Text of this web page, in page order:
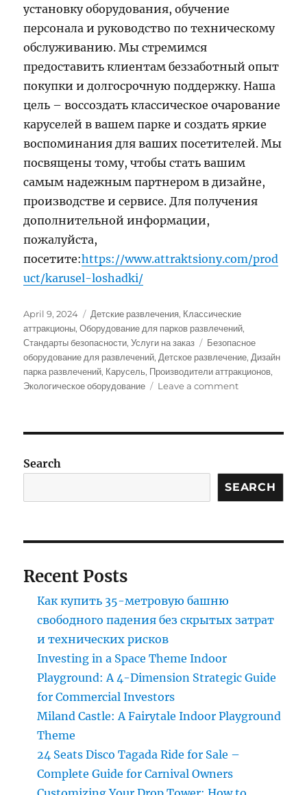
установку оборудования, обучение
персонала и руководство по техническому
обслуживанию. Мы стремимся
предоставить клиентам беззаботный опыт
покупки и долгосрочную поддержку. Наша
цель – воссоздать классическое очарование
каруселей в вашем парке и создать яркие
воспоминания для ваших посетителей. Мы
посвящены тому, чтобы стать вашим
самым надежным партнером в дизайне,
производстве и сервисе. Для получения
дополнительной информации,
пожалуйста,
посетите:https://www.attraktsiony.com/prod
uct/karusel-loshadki/
Posted
on
April 9, 2024 Categories
Детские развлечения, Классические
аттракционы,Оборудование для парков развлечений,
Стандарты безопасности,Услуги на заказ Tags
Безопасное
оборудование для развлечений, Детское развлечение, Дизайн
парка развлечений, Карусель, Производители аттракционов,
Экологическое оборудование
Leave a commenton
развлечений
Search
SEARCH
Recent Posts
Как купить 35-метровую башню
свободного падения без скрытых затрат
и технических рисков
Investing in a Space Theme Indoor
Playground: A 4-Dimension Strategic Guide
for Commercial Investors
Miland Castle: A Fairytale Indoor Playground
Theme
24 Seats Disco Tagada Ride for Sale –
Complete Guide for Carnival Owners